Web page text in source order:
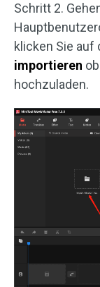
Schritt 2.
klicken Sie auf
importieren
hochzuladen.